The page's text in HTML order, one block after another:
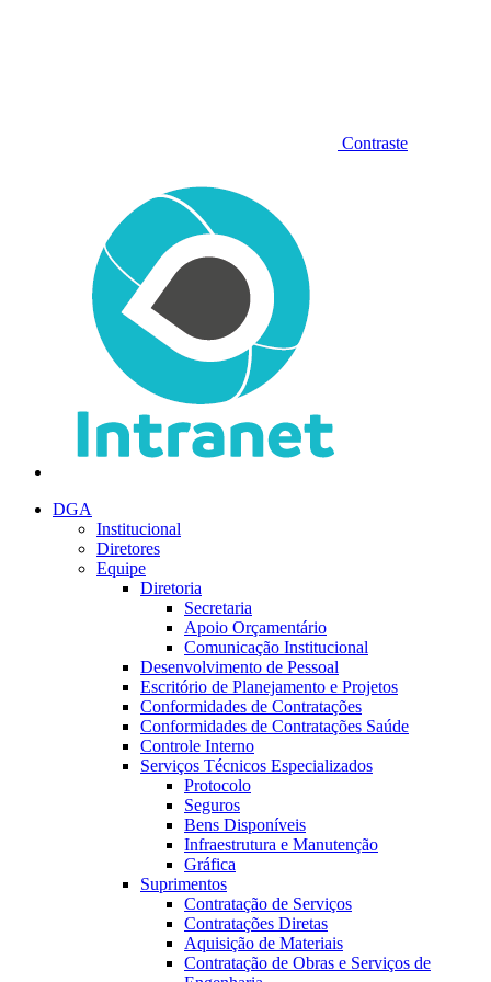
Contraste
DGA
Institucional
Diretores
Equipe
Diretoria
Secretaria
Apoio Orçamentário
Comunicação Institucional
Desenvolvimento de Pessoal
Escritório de Planejamento e Projetos
Conformidades de Contratações
Conformidades de Contratações Saúde
Controle Interno
Serviços Técnicos Especializados
Protocolo
Seguros
Bens Disponíveis
Infraestrutura e Manutenção
Gráfica
Suprimentos
Contratação de Serviços
Contratações Diretas
Aquisição de Materiais
Contratação de Obras e Serviços de